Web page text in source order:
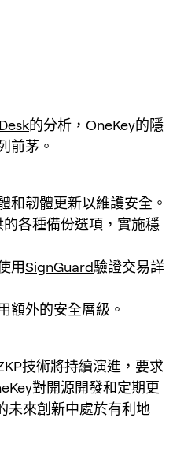
的分析，OneKey的隱
前茅。
和韌體更新以維護安全。
的各種備份選項，實施穩
用SignGuard驗證交易詳
額外的安全層級。
技術將持續演進，要求
對開源開發和定期更
未來創新中處於有利地